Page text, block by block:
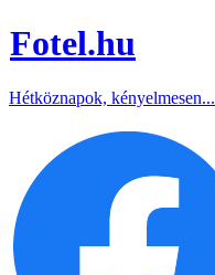
Fotel.hu
Hétköznapok, kényelmesen...